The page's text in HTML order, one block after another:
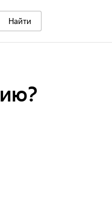
Найти